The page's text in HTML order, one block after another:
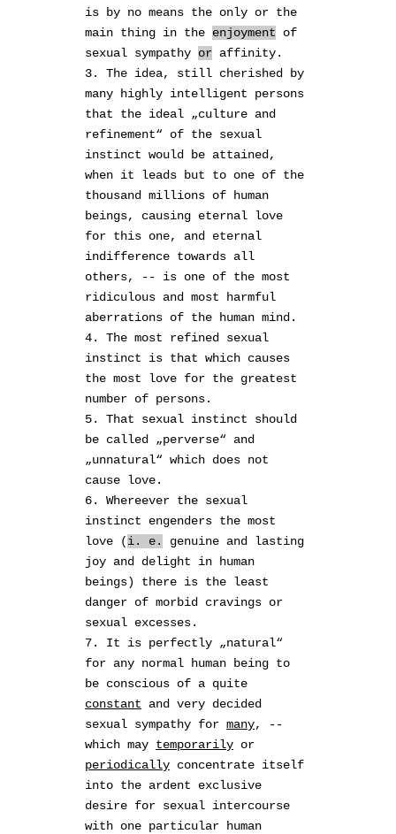
is by no means the only or the
main thing in the enjoyment of
sexual sympathy or affinity.
3. The idea, still cherished by
many highly intelligent persons
that the ideal „culture and
refinement“ of the sexual
instinct would be attained,
when it leads but to one of the
thousand millions of human
beings, causing eternal love
for this one, and eternal
indifference towards all
others, -- is one of the most
ridiculous and most harmful
aberrations of the human mind.
4. The most refined sexual
instinct is that which causes
the most love for the greatest
number of persons.
5. That sexual instinct should
be called „perverse“ and
„unnatural“ which does not
cause love.
6. Whereever the sexual
instinct engenders the most
love (i. e.
genuine and lasting
joy and delight in human
beings) there is the least
danger of morbid cravings or
sexual excesses.
7. It is perfectly „natural“
for any normal human being to
be conscious of a quite
constant and very decided
sexual sympathy formany, --
which may temporarily or
periodically concentrate itself
into the ardent exclusive
desire for sexual intercourse
with one particular human